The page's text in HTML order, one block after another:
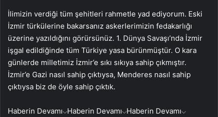
İlimizin verdiği tüm şehitleri rahmetle yad ediyorum. Eski
İzmir türkülerine bakarsanız askerlerimizin fedakarlığı
üzerine yazıldığını görürsünüz. 1. Dünya Savaşı’nda İzmir
işgal edildiğinde tüm Türkiye yasa bürünmüştür. O kara
günlerde milletimiz İzmir’e sıkı sıkıya sahip çıkmıştır.
İzmir’e Gazi nasıl sahip çıktıysa, Menderes nasıl sahip
çıktıysa biz de öyle sahip çıktık.
Haberin Devamı Haberin Devamı Haberin Devamı